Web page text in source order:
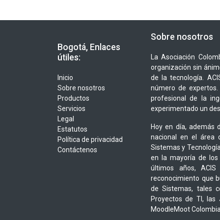
Bogotá, Enlaces
útiles:
Inicio
Sobre nosotros
Productos
Servicios
Legal
Estatutos
Política de privacidad
Contáctenos
Sobre nosotros
La Asociación
organización sin
de la tecnología.
número de
profesional de la
experimentado un
Hoy en día, además
nacional en el área
Sistemas y
en la mayoría de los
últimos años,
reconocimiento que
de Sistemas, tales
Proyectos de TI, las
MoodleMoot